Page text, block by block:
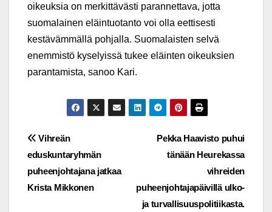
oikeuksia on merkittävästi parannettava, jotta
suomalainen eläintuotanto voi olla eettisesti
kestävämmällä pohjalla. Suomalaisten selvä
enemmistö kyselyissä tukee eläinten oikeuksien
parantamista, sanoo Kari.
Post
navigation
Pekka Haavisto puhui
tänään Heurekassa
vihreiden
puheenjohtajapäivillä ulko-
ja turvallisuuspolitiikasta.
Vihreän
eduskuntaryhmän
puheenjohtajana jatkaa
Krista Mikkonen